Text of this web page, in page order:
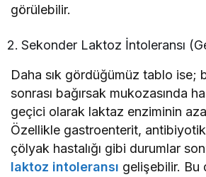
görülebilir.
Sekonder Laktoz İntoleransı
Daha sık gördüğümüz tablo ise;
sonrası bağırsak mukozasında
geçici olarak laktaz enziminin
Özellikle gastroenterit, antibiyotik
çölyak hastalığı gibi durumlar
laktoz intoleransı gelişebilir. Bu